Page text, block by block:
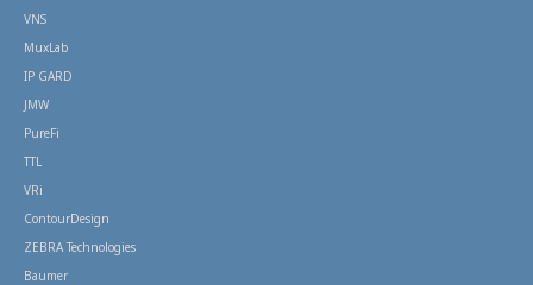
VNS
MuxLab
IP GARD
JMW
PureFi
TTL
VRi
ContourDesign
ZEBRA Technologies
Baumer